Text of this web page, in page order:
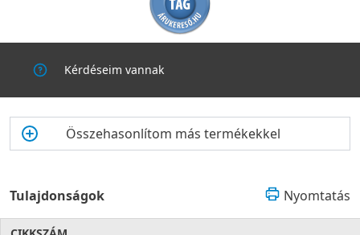
Kérdéseim vannak
Összehasonlítom más termékekkel
Tulajdonságok Nyomtatás